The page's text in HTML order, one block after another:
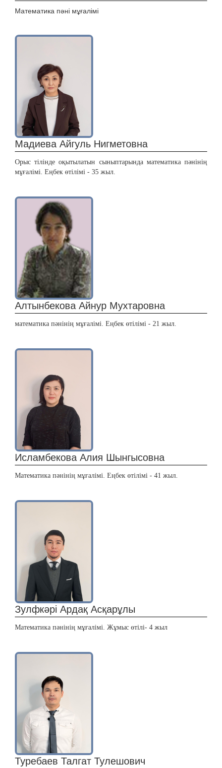
Математика пәні мұғалімі
Мадиева Айгуль Нигметовна
Орыс тілінде оқытылатын сыныптарында математика пәнінің
мұғалімі. Еңбек өтілімі - 35 жыл.
Алтынбекова Айнур Мухтаровна
математика пәнінің мұғалімі. Еңбек өтілімі - 21 жыл.
Исламбекова Алия Шынгысовна
Математика пәнінің мұғалімі. Еңбек өтілімі - 41 жыл.
Зулфкәрі Ардақ Асқарұлы
Математика пәнінің мұғалімі. Жұмыс өтілі- 4 жыл
Туребаев Талгат Тулешович